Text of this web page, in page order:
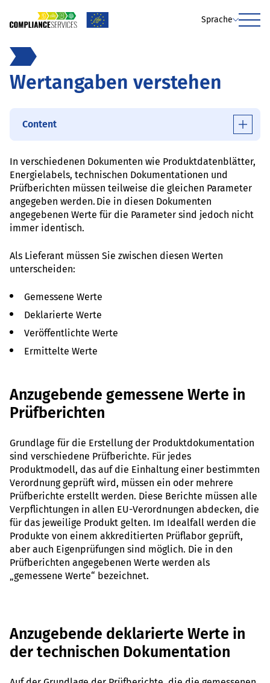
Sprache
Menu
Wertangaben verstehen
Content
In verschiedenen Dokumenten wie Produktdatenblätter,
Energielabels, technischen Dokumentationen und
Prüfberichten müssen teilweise die gleichen Parameter
angegeben werden. Die in diesen Dokumenten
angegebenen Werte für die Parameter sind jedoch nicht
immer identisch.
Als Lieferant müssen Sie zwischen diesen Werten
unterscheiden:
Gemessene Werte
Deklarierte Werte
Veröffentlichte Werte
Ermittelte Werte
Anzugebende gemessene Werte in
Prüfberichten
Grundlage für die Erstellung der Produktdokumentation
sind verschiedene Prüfberichte. Für jedes
Produktmodell, das auf die Einhaltung einer bestimmten
Verordnung geprüft wird, müssen ein oder mehrere
Prüfberichte erstellt werden. Diese Berichte müssen alle
Verpflichtungen in allen EU-Verordnungen abdecken, die
für das jeweilige Produkt gelten. Im Idealfall werden die
Produkte von einem akkreditierten Prüflabor geprüft,
aber auch Eigenprüfungen sind möglich. Die in den
Prüfberichten angegebenen Werte werden als
„gemessene Werte“ bezeichnet.
Anzugebende deklarierte Werte in
der technischen Dokumentation